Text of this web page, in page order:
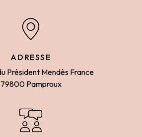
ADRESSE
Président Mendès France
79800 Pamproux